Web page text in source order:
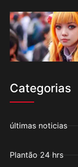
Categorias
últimas noticias
Plantão 24 hrs